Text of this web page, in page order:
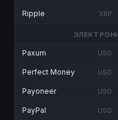
Ripple XRP
Paxum USD
Perfect Money USD
Payoneer USD
PayPal USD